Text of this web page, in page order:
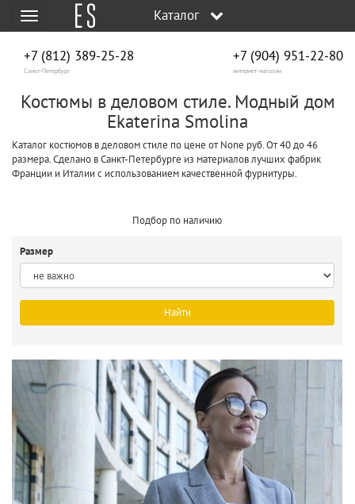
Меню Каталог
+7 (812) 389-25-28
Санкт-Петербург
+7 (904) 951‑22‑80
интернет-магазин
Костюмы в деловом стиле. Модный дом
Ekaterina Smolina
Каталог костюмов в деловом стиле по цене от None руб. От 40 до 46
размера. Сделано в Санкт-Петербурге из материалов лучших фабрик
Франции и Италии с использованием качественной фурнитуры.
Подбор по наличию
Размер